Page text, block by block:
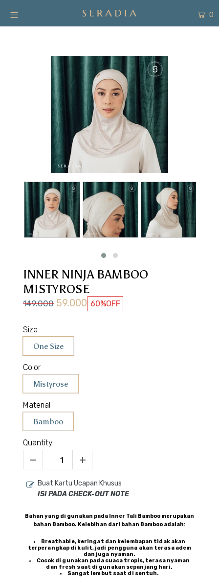
0
INNER NINJA BAMBOO
MISTYROSE
149.000 59.000 60%OFF
Size
One Size
Color
Mistyrose
Material
Bamboo
Quantity
Buat Kartu Ucapan Khusus
ISI PADA CHECK-OUT NOTE
Bahan yang di gunakan pada Inner Tali Bamboo merupakan
bahan Bamboo. Kelebihan dari bahan Bamboo adalah:
Breathable, keringat dan kelembapan tidak akan
terperangkap di kulit, jadi pengguna akan terasa adem
dan juga nyaman.
Cocok di gunakan pada cuaca tropis, terasa nyaman
dan fresh saat di gunakan sepanjang hari.
Sangat lembut saat di sentuh.
Form Pembayaran
Login or create an account